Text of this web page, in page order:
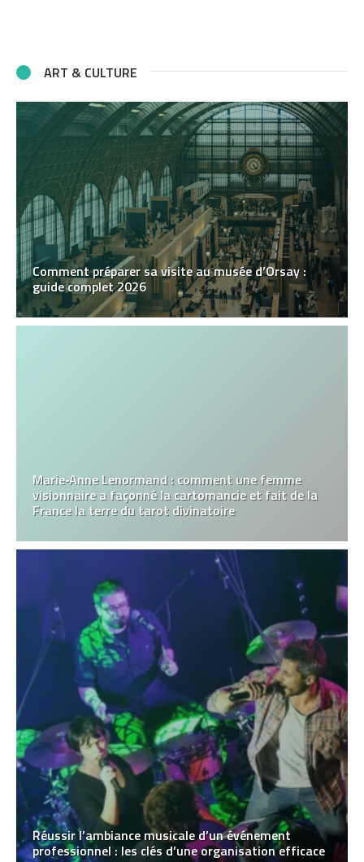
ART & CULTURE
Comment préparer sa visite au musée d’Orsay :
guide complet 2026
Marie‑Anne Lenormand : comment une femme
visionnaire a façonné la cartomancie et fait de la
France la terre du tarot divinatoire
Réussir l’ambiance musicale d’un événement
professionnel : les clés d’une organisation efficace